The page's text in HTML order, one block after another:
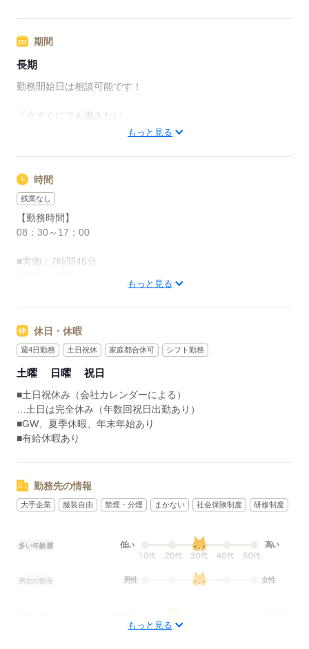
■ネイル・ピアスOK
■働く前に見学OK
■勤務地近くで面接OK
■最短3～5日で勤務可能です。
応募する
大阪府寝屋川市下木田町
期間
長期
勤務開始日は相談可能です！
『今すぐにでも働きたい』
もっと見る
時間
残業なし
【勤務時間】
08：30～17：00
■実働：7時間45分
もっと見る
休日・休暇
週4日勤務 土日祝休 家庭都合休可 シフト勤務
土曜 日曜 祝日
■土日祝休み（会社カレンダーによる）
…土日は完全休み（年数回祝日出勤あり）
■GW、夏季休暇、年末年始あり
■有給休暇あり
勤務先の情報
大手企業 服装自由 禁煙・分煙 まかない 社会保険制度 研修制度
多い年齢層 低い 高い
男女の割合 男性 女性
もっと見る